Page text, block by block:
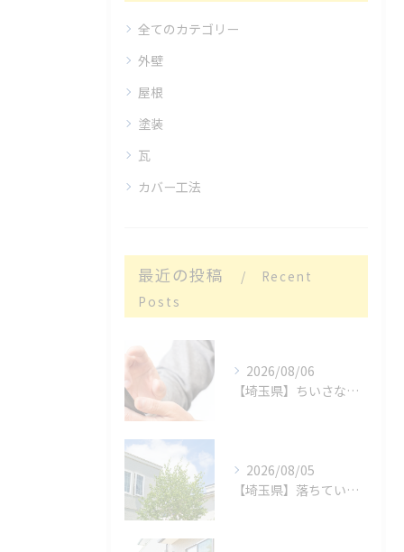
全てのカテゴリー
外壁
屋根
塗装
瓦
カバー工法
最近の投稿
Recent
Posts
2026/08/06
【埼玉県】ちいさな親切
2026/08/05
【埼玉県】落ちているもの